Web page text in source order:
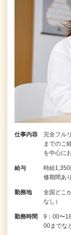
仕事内容
完全フル
までのご
を中⼼に
給与
時給
修期間あ
勤務地
全国どこ
なし）
勤務時間
9：00〜
00までな